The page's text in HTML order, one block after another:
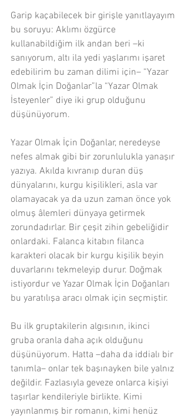
Garip kaçabilecek bir girişle yanıtlayayım
bu soruyu: Aklımı özgürce
kullanabildiğim ilk andan beri –ki
sanıyorum, altı ila yedi yaşlarımı işaret
edebilirim bu zaman dilimi için– “Yazar
Olmak İçin Doğanlar”la “Yazar Olmak
İsteyenler” diye iki grup olduğunu
düşünüyorum.
Yazar Olmak İçin Doğanlar, neredeyse
nefes almak gibi bir zorunlulukla yanaşır
yazıya. Akılda kıvranıp duran düş
dünyalarını, kurgu kişilikleri, asla var
olamayacak ya da uzun zaman önce yok
olmuş âlemleri dünyaya getirmek
zorundadırlar. Bir çeşit zihin gebeliğidir
onlardaki. Falanca kitabın filanca
karakteri olacak bir kurgu kişilik beyin
duvarlarını tekmeleyip durur. Doğmak
istiyordur ve Yazar Olmak İçin Doğanları
bu yaratılışa aracı olmak için seçmiştir.
Bu ilk gruptakilerin algısının, ikinci
gruba oranla daha açık olduğunu
düşünüyorum. Hatta –daha da iddialı bir
tanımla– onlar tek başınayken bile yalnız
değildir. Fazlasıyla geveze onlarca kişiyi
taşırlar kendileriyle birlikte. Kimi
yayınlanmış bir romanın, kimi henüz